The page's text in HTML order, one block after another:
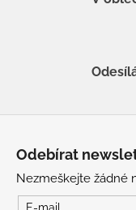
Odebírat
Nezmeškejte žádné